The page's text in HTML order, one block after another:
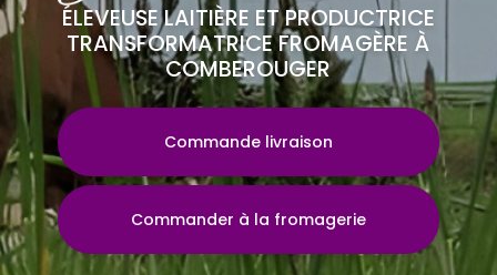
ÉLEVEUSE LAITIÈRE ET PRODUCTRICE
TRANSFORMATRICE FROMAGÈRE À
COMBEROUGER
Commande livraison
Commander à la fromagerie